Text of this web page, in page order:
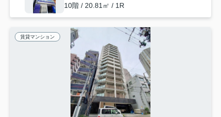
10階 / 20.81㎡ / 1R
賃貸マンション